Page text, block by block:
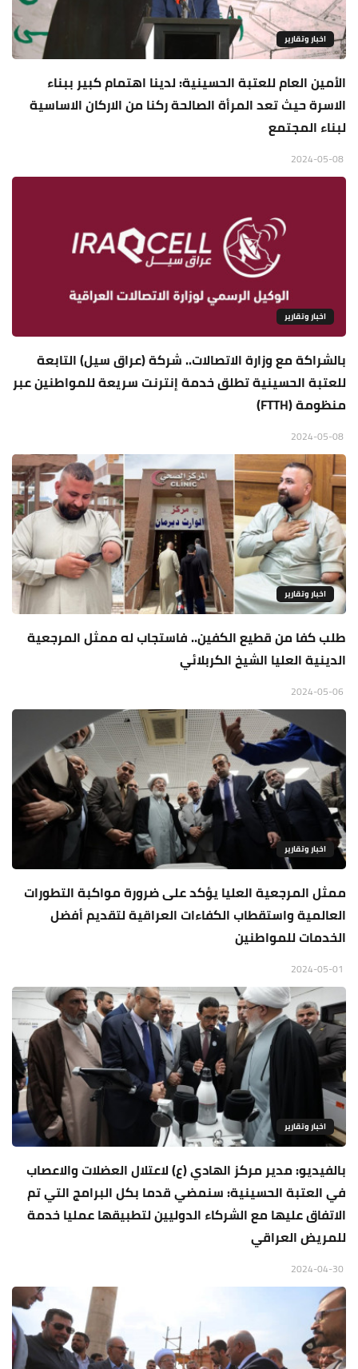
اخبار وتقارير
الأمين العام للعتبة الحسينية: لدينا اهتمام كبير ببناء
الاسرة حيث تعد المرأة الصالحة ركنا من الاركان الاساسية
لبناء المجتمع
اخبار وتقارير
بالشراكة مع وزارة الاتصالات.. شركة (عراق سيل) التابعة
للعتبة الحسينية تطلق خدمة إنترنت سريعة للمواطنين عبر
منظومة (FTTH)
اخبار وتقارير
طلب كفا من قطيع الكفين.. فاستجاب له ممثل المرجعية
الدينية العليا الشيخ الكربلائي
اخبار وتقارير
ممثل المرجعية العليا يؤكد على ضرورة مواكبة التطورات
العالمية واستقطاب الكفاءات العراقية لتقديم أفضل
الخدمات للمواطنين
اخبار وتقارير
بالفيديو: مدير مركز الهادي (ع) لاعتلال العضلات والاعصاب
في العتبة الحسينية: سنمضي قدما بكل البرامج التي تم
الاتفاق عليها مع الشركاء الدوليين لتطبيقها عمليا خدمة
للمريض العراقي